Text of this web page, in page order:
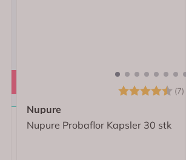
Karakter: (7)
Nupure
Nupure Probaflor Kapsler 30 stk